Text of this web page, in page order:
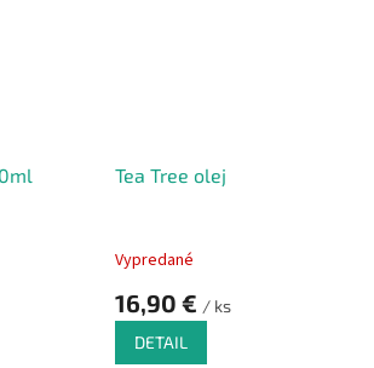
Tea Tree olej
Vypredané
16,90 € / ks
DETAIL